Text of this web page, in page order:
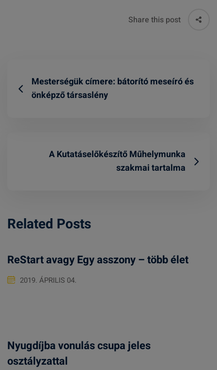
Share this post
Mesterségük címere: bátorító meseíró és
önképző társaslény
A Kutatáselőkészítő Műhelymunka
szakmai tartalma
Related Posts
ReStart avagy Egy asszony – több élet
2019. ÁPRILIS 04.
Nyugdíjba vonulás csupa jeles
osztályzattal